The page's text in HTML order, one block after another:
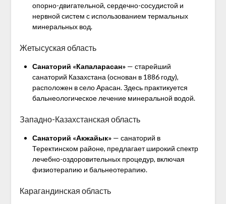
опорно-двигательной, сердечно-сосудистой и
нервной систем с использованием термальных
минеральных вод.
Жетысуская область
Санаторий «Капаларасан»— старейший
санаторий Казахстана (основан в 1886 году),
расположен в село Арасан. Здесь практикуется
бальнеологическое лечение минеральной водой.
Западно-Казахстанская область
Санаторий «Акжайык»— санаторий в
Теректинском районе, предлагает широкий спектр
лечебно-оздоровительных процедур, включая
физиотерапию и бальнеотерапию.
Карагандинская область